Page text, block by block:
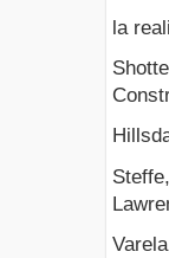
la